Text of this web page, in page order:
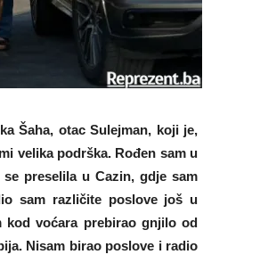
Šaha, otac Sulejman, koji je,
velika podrška. Rođen sam u
preselila u Cazin, gdje sam
sam različite poslove još u
kod voćara prebirao gnjilo od
Nisam birao poslove i radio